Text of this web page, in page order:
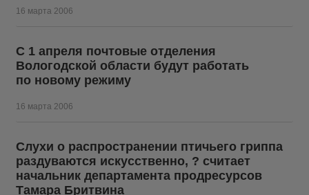
16 марта 2006
С 1 апреля почтовые отделения
Вологодской области будут работать
по новому режиму
16 марта 2006
Слухи о распространении птичьего гриппа
раздуваются искусственно, ? считает
начальник департамента продресурсов
Тамара Бритвина